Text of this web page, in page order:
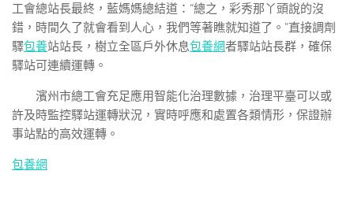
工會總站長最終，藍媽媽總結道：“總之，彩秀那丫頭說的沒
錯，時間久了就會看到人心，我們等著瞧就知道了。”直接調劑
驛包養站站長，樹立全區戶外休息包養網者驛站站長群，確保
驛站可連續運轉。
濱州市總工會充足應用智能化治理數據，治理平臺可以或
許及時監控驛站運轉狀況，實時呼應和處置各類情形，保證辦
事站點的高效運轉。
包養網